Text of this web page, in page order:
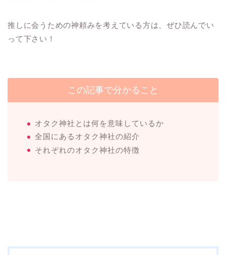
推しに会うための神頼みを考えている方は、ぜひ読んでい
って下さい！
この記事で分かること
オタク神社とは何を意味しているか
全国にあるオタク神社の紹介
それぞれのオタク神社の特徴